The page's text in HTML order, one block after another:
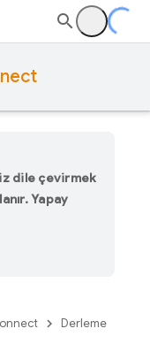
dile çevirmek
Yapay
Derleme